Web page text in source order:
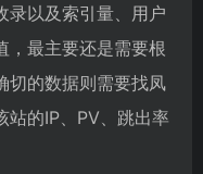
录以及索引量、用户
，最主要还是需要根
切的数据则需要找凤
站的IP、PV、跳出率